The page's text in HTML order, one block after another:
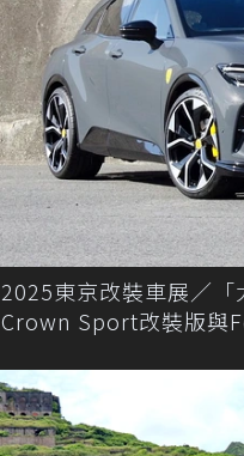
2025東京改裝車展／
Crown Sport改裝版與